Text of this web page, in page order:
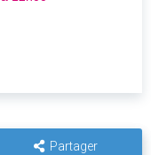
Partager